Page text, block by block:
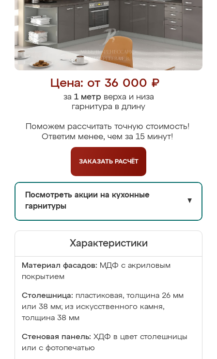
Цена: от 36 000 ₽
за 1 метрверха и низа
гарнитура в длину
Поможем рассчитать точную стоимость!
Ответим менее, чем за 15 минут!
ЗАКАЗАТЬ РАСЧЁТ
Посмотреть акции на кухонные
гарнитуры
▼
Характеристики
Материал фасадов: МДФ с акриловым
покрытием
Столешница: пластиковая, толщина 26 мм
или 38 мм; из искусственного камня,
толщина 38 мм
Стеновая панель: ХДФ в цвет столешницы
или с фотопечатью